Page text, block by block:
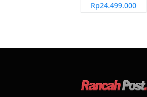
Rp24.499.000